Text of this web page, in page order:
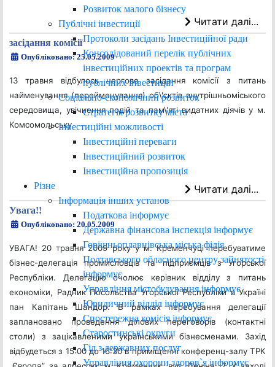
Розвиток малого бізнесу
Публічні інвестиції
Протоколи засідань Інвестиційної ради
Консолідований перелік публічних
інвестиційних проектів та програм
публічних інвестицій
Соціально-економічний розвиток
Стратегія розвитку міста
Інвестиційні можливості
Інвестиційні переваги
Інвестиційний розвиток
Інвестиційна пропозиція
Різне
Інформація інших установ
Податкова інформує
Державна фінансова інспекція інформує
Горішньоплавнівська міська філія
Полтавського обласного центру зайнятості
інформує
Управління містобудування інформує
Юридичний відділ інформує
Спостережна комісія інформує
Старостинські округи
Гід з державних послуг
Управління охорони здоров`я інформує
Читати далі...
засідання комісії
Опубліковано: 25.05.2009
13 травня відбулось чергове засідання комісії з питань
найменування (перейменування) об\'єктів внутрішньоміського
середовища, увічнення подій та пам\'яті видатних діячів у м.
Комсомольську
Читати далі...
Увага!!
Опубліковано: 20.05.2009
УВАГА! 20 травня 2009 року у м. Кременчуці перебуватиме
бізнес-делегація промисловців та підприємців з Угорської
Республіки. Делегацію очолює керівник відділу з питань
економіки, Радник Посольства Угорської Республіки в Україні
пан Капітань Шандор. В рамках перебування делегації
заплановано проведення ділових переговорів (контактні
столи) з зацікавленими українськими бізнесменами. Захід
відбудеться з 15:00 до 16:30 в приміщенні конференц-залу ТРК